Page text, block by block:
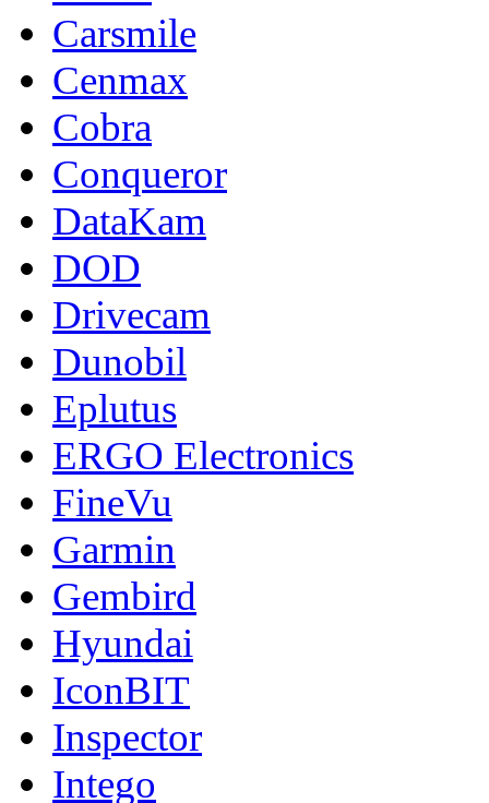
Carsmile
Cenmax
Cobra
Conqueror
DataKam
DOD
Drivecam
Dunobil
Eplutus
ERGO Electronics
FineVu
Garmin
Gembird
Hyundai
IconBIT
Inspector
Intego